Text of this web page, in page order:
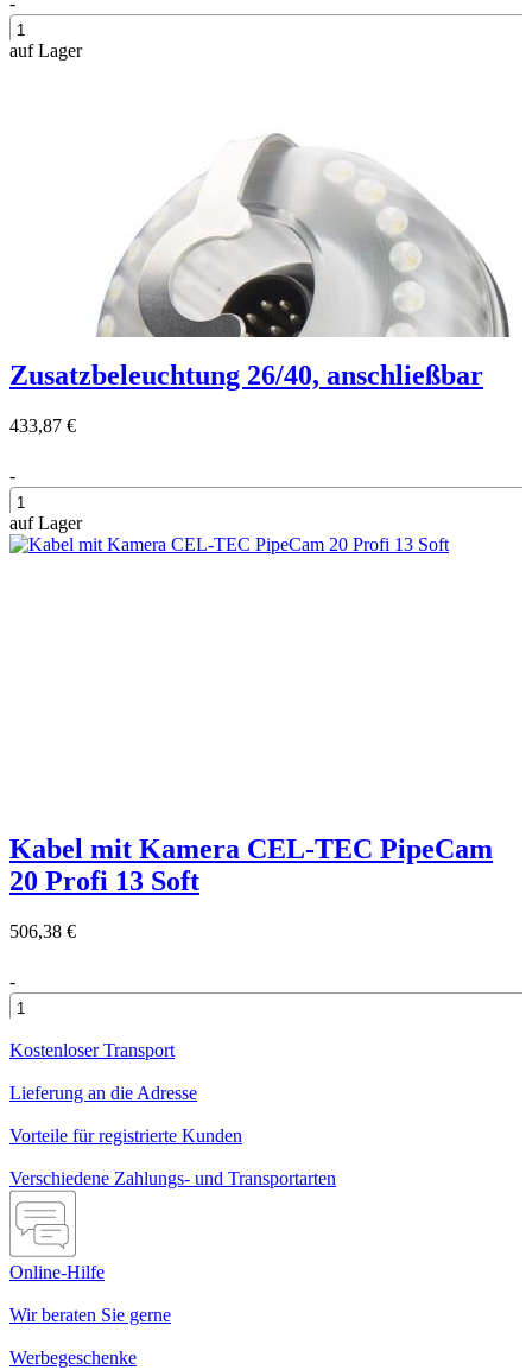
+
auf Lager
Zusatzbeleuchtung 26/40, anschließbar
433,87 €
-
+
auf Lager
Kabel mit Kamera CEL-TEC PipeCam
20 Profi 13 Soft
506,38 €
-
+
Kostenloser Transport
Lieferung an die Adresse
Vorteile für registrierte Kunden
Verschiedene Zahlungs- und Transportarten
Online-Hilfe
Wir beraten Sie gerne
Werbegeschenke